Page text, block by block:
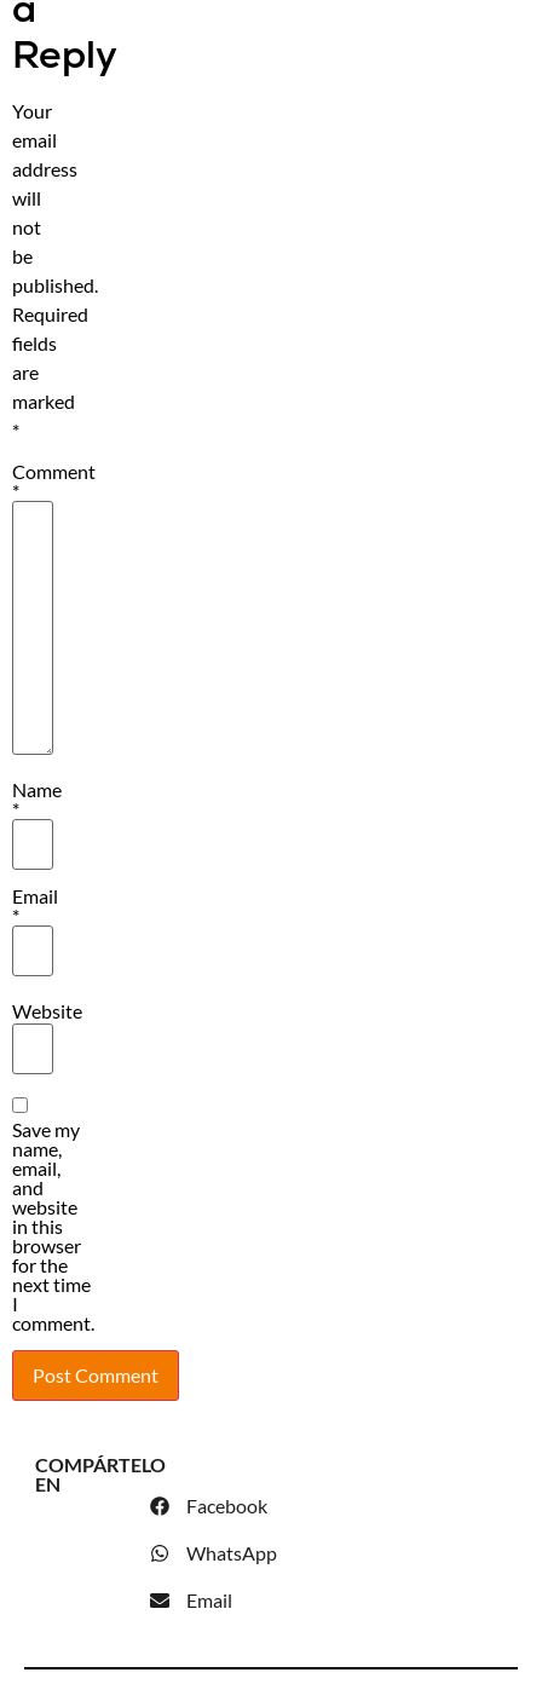
Reply
Your
email
address
will
not
be
published.
Required
fields
are
marked
*
Comment
*
Name
*
Email
*
Website
Save my
name,
email,
and
website
in this
browser
for the
next time
I
comment.
COMPÁRTELO
EN
Facebook
WhatsApp
Email